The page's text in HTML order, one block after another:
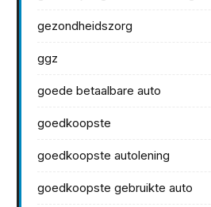
gezondheidszorg
ggz
goede betaalbare auto
goedkoopste
goedkoopste autolening
goedkoopste gebruikte auto